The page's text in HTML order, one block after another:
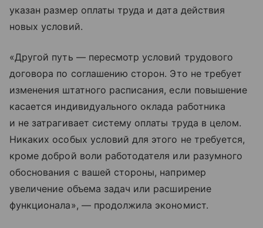
указан размер оплаты труда и дата действия
новых условий.
«Другой путь — пересмотр условий трудового
договора по соглашению сторон. Это не требует
изменения штатного расписания, если повышение
касается индивидуального оклада работника
и не затрагивает систему оплаты труда в целом.
Никаких особых условий для этого не требуется,
кроме доброй воли работодателя или разумного
обоснования с вашей стороны, например
увеличение объема задач или расширение
функционала», — продолжила экономист.